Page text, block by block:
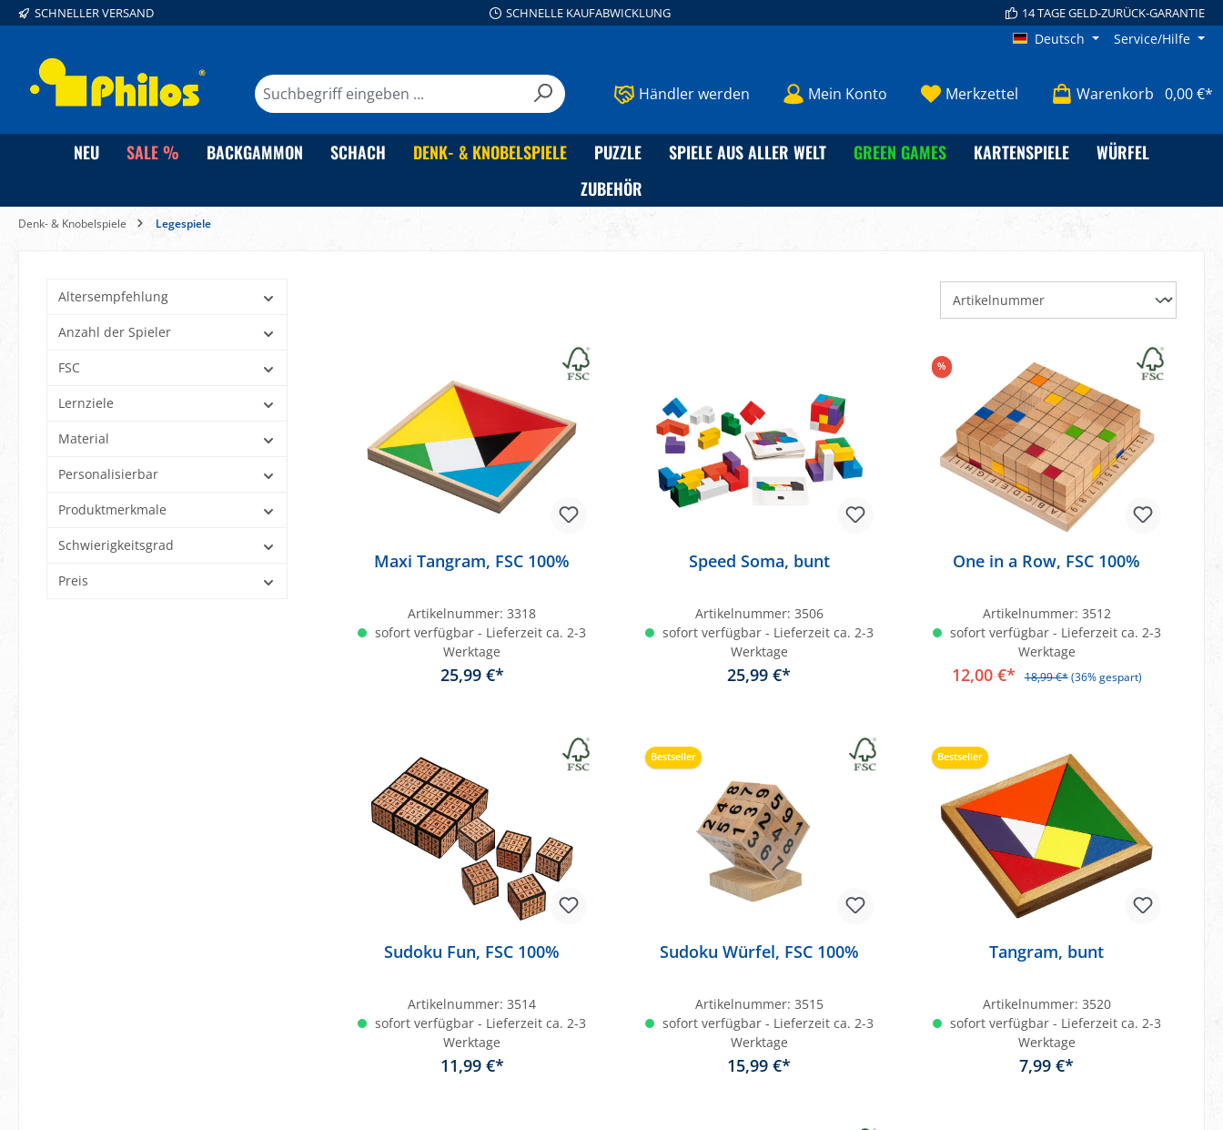
Zur Hauptnavigation springen
SCHNELLER VERSAND SCHNELLE KAUFABWICKLUNG 14 TAGE GELD-ZURÜCK-GARANTIE
Deutsch Service/Hilfe
Händler werden Mein Konto Merkzettel Warenkorb 0,00 €*
NEU SALE % BACKGAMMON SCHACH DENK- & KNOBELSPIELE PUZZLE SPIELE AUS ALLER WELT GREEN GAMES KARTENSPIELE
WÜRFEL
ZUBEHÖR
Denk- & Knobelspiele Legespiele
Altersempfehlung
Anzahl der Spieler
FSC
Lernziele
Material
Personalisierbar
Produktmerkmale
Schwierigkeitsgrad
Preis
Maxi Tangram, FSC 100%
Artikelnummer:3318
sofort verfügbar - Lieferzeit ca. 2-3
Werktage
25,99 €*
Speed Soma, bunt
Artikelnummer: 3506
sofort verfügbar - Lieferzeit ca. 2-3
Werktage
25,99 €*
%
One in a Row, FSC 100%
Artikelnummer: 3512
sofort verfügbar - Lieferzeit ca. 2-3
Werktage
12,00 €* 18,99 €*(36% gespart)
Sudoku Fun, FSC 100%
Artikelnummer:3514
sofort verfügbar - Lieferzeit ca. 2-3
Werktage
11,99 €*
Bestseller
Sudoku Würfel, FSC 100%
Artikelnummer: 3515
sofort verfügbar - Lieferzeit ca. 2-3
Werktage
15,99 €*
Bestseller
Tangram, bunt
Artikelnummer: 3520
sofort verfügbar - Lieferzeit ca. 2-3
Werktage
7,99 €*